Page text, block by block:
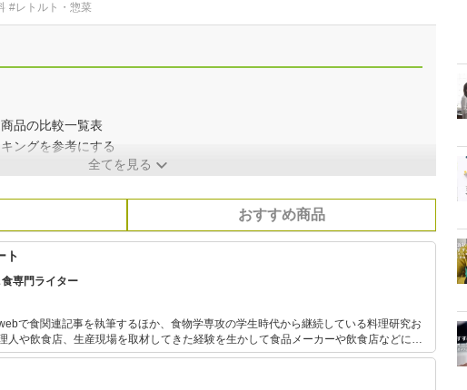
#レトルト・惣菜
品の比較一覧表
ングを参考にする
全てを見る
おすすめ商品
ト
専門ライター
で食関連記事を執筆するほか、食物学専攻の学生時代から継続している料理研究お
人や飲食店、生産現場を取材してきた経験を生かして食品メーカーや飲食店などにレ
ューアドバイスを行っている。